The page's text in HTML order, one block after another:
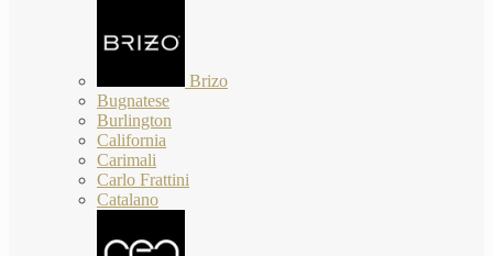
Brizo
Bugnatese
Burlington
California
Carimali
Carlo Frattini
Catalano